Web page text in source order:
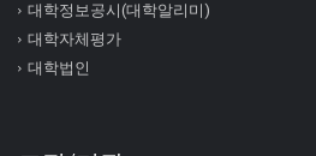
대학정보공시(대학알리미)
대학자체평가
대학법인